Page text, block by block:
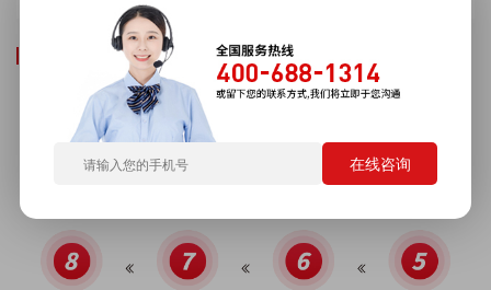
地执行，服务2个项目同时获公安部全国评选第一、二名，
熟悉广告材质、多媒体内容创意应用方法。
平台设计服务流程
在线咨询